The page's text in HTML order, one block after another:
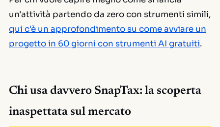
un'attività partendo da zero con strumenti simili,
qui c'è un approfondimento su come avviare un
progetto in 60 giorni con strumenti AI gratuiti.
Chi usa davvero SnapTax: la scoperta
inaspettata sul mercato